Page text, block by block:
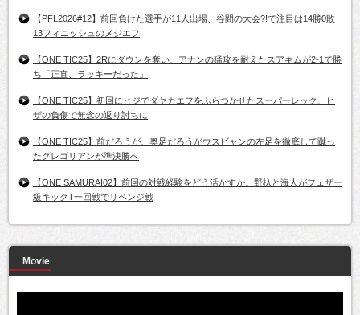
【PFL2026#12】前回負けた選手が11人出場、谷間の大会?!で注目は14勝0敗
13フィニッシュのメジエフ
【ONE TIC25】2Rにダウンを奪い、アナンの猛攻を耐えたスアキムが2-1で勝
ち「正直、ラッキーだった」
【ONE TIC25】初回にヒジでダヤカエフをふらつかせたスーパーレック、ヒ
ザの負傷で無念の返り討ちに
【ONE TIC25】前だろうが、奥足だろうがウスビャンの左足を徹底して蹴っ
たグレゴリアンが準決勝へ
【ONE SAMURAI02】前回の対戦経験をどう活かすか。野杁と海人がフェザー
級キックT一回戦でリベンジ戦
Movie